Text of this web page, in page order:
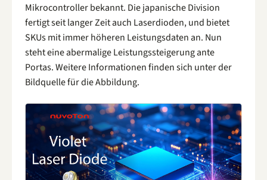
Mikrocontroller bekannt. Die japanische Division
fertigt seit langer Zeit auch Laserdioden, und bietet
SKUs mit immer höheren Leistungsdaten an. Nun
steht eine abermalige Leistungssteigerung ante
Portas. Weitere Informationen finden sich unter der
Bildquelle für die Abbildung.